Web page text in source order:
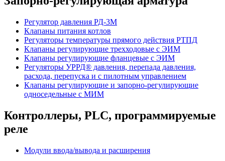
Регулятор давления РД-3М
Клапаны питания котлов
Регуляторы температуры прямого действия РТПД
Клапаны регулирующие трехходовые с ЭИМ
Клапаны регулирующие фланцевые с ЭИМ
Регуляторы УРРД® давления, перепада давления,
расхода, перепуска и с пилотным управлением
Клапаны регулирующие и запорно-регулирующие
односедельные с МИМ
Контроллеры, PLС, программируемые
реле
Модули ввода/вывода и расширения